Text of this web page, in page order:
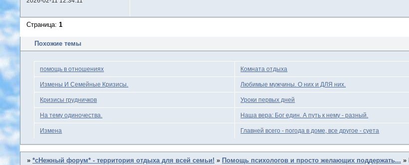
Страница: 1
Похожие темы
помощь в отношениях Комната отдыха
Измены И Семейные Кризисы. Любимые мужчины. О них и ДЛЯ них.
Кризисы грудничков Уроки первых дней
На тему одиночества. Наша вера: Бог един. А путь к нему - разный.
Измена Главней всего - погода в доме, все другое - суета
» *сНежный форум* - территория отдыха для всей семьи! » Помощь психологов и просто желающих поддержать... »